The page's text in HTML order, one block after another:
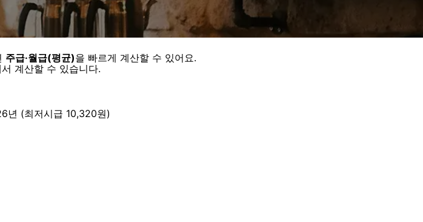
주급·월급(평균)을 빠르게 계산할 수 있어요.
계산할 수 있습니다.
년 (최저시급 10,320원)